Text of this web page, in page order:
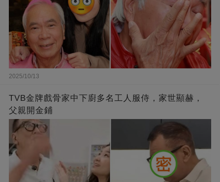
2025/10/13
TVB金牌戲骨家中下廚多名工人服侍，家世顯赫，
父親開金鋪